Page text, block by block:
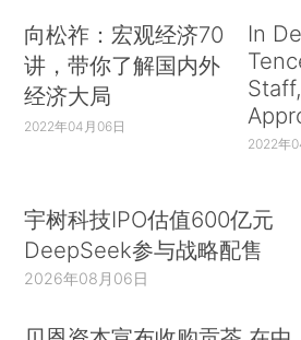
向松祚：宏观经济70
讲，带你了解国内外
经济大局
2022年04月06日
In
2022年
宇树科技IPO估值600亿元
DeepSeek参与战略配售
2026年08月06日